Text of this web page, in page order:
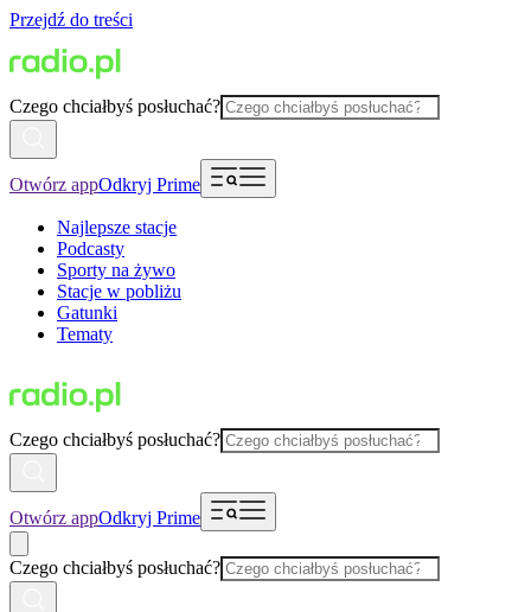
Przejdź do treści
Czego chciałbyś posłuchać?
Otwórz appOdkryj Prime
Najlepsze stacje
Podcasty
Sporty na żywo
Stacje w pobliżu
Gatunki
Tematy
Czego chciałbyś posłuchać?
Otwórz appOdkryj Prime
Czego chciałbyś posłuchać?